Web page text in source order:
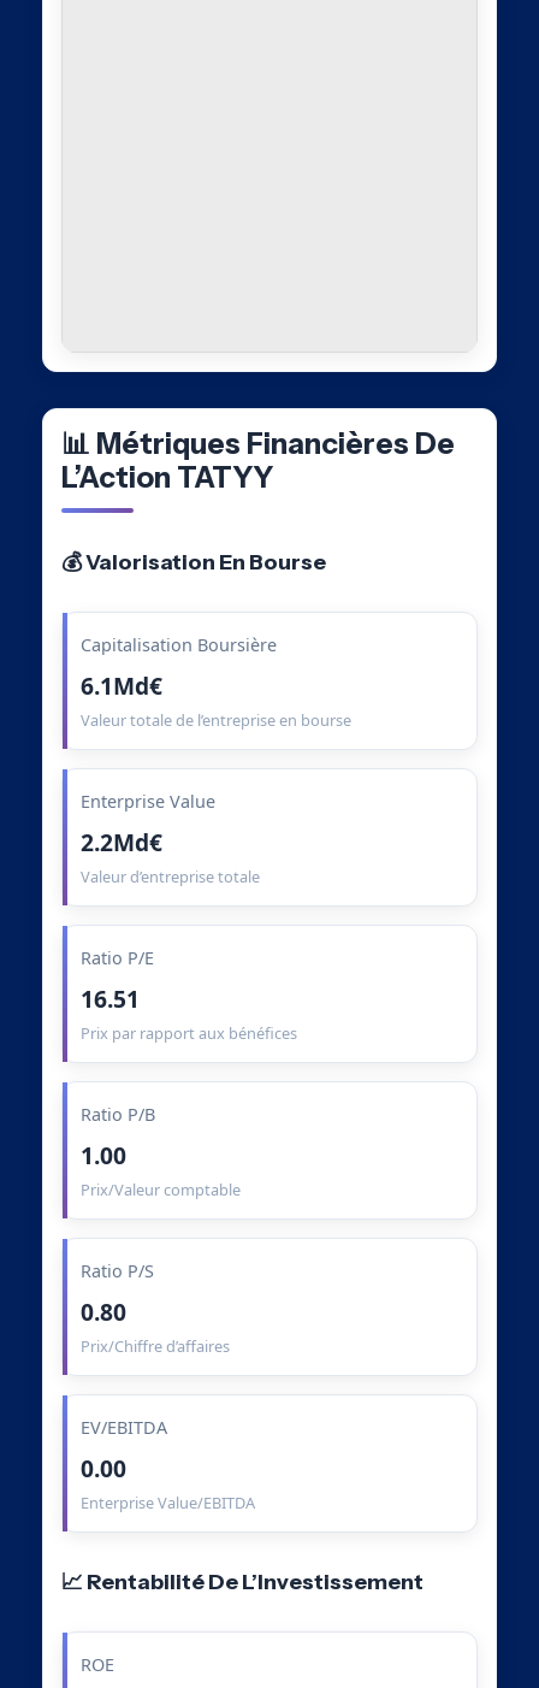
📊 Métriques Financières De
L’Action TATYY
💰 Valorisation En Bourse
Capitalisation Boursière
6.1Md€
Valeur totale de l’entreprise en bourse
Enterprise Value
2.2Md€
Valeur d’entreprise totale
Ratio P/E
16.51
Prix par rapport aux bénéfices
Ratio P/B
1.00
Prix/Valeur comptable
Ratio P/S
0.80
Prix/Chiffre d’affaires
EV/EBITDA
0.00
Enterprise Value/EBITDA
📈 Rentabilité De L’Investissement
ROE